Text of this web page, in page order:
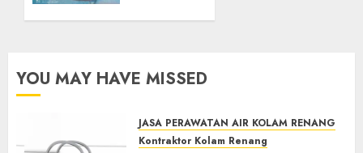
Kolam
MAY 28,
2022
JULY 24,
YOU MAY HAVE MISSED
JASA PERAWATAN AIR KOLAM RENANG
Kontraktor Kolam Renang